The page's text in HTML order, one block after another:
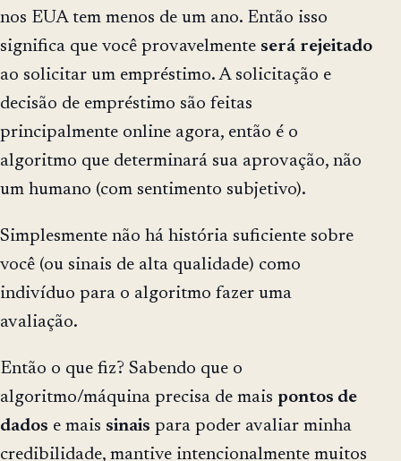
nos EUA tem menos de um ano. Então isso
significa que você provavelmente será rejeitado
ao solicitar um empréstimo. A solicitação e
decisão de empréstimo são feitas
principalmente online agora, então é o
algoritmo que determinará sua aprovação, não
um humano (com sentimento subjetivo).
Simplesmente não há história suficiente sobre
você (ou sinais de alta qualidade) como
indivíduo para o algoritmo fazer uma
avaliação.
Então o que fiz? Sabendo que o
algoritmo/máquina precisa de mais pontos de
dados e mais sinais para poder avaliar minha
credibilidade, mantive intencionalmente muitos